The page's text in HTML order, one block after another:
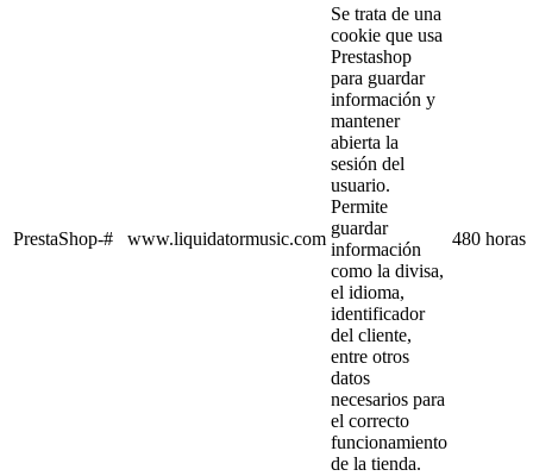
PrestaShop-# www.liquidatormusic.com
Se trata de una
cookie que usa
Prestashop
para guardar
información y
mantener
abierta la
sesión del
usuario.
Permite
guardar
información
como la divisa,
el idioma,
identificador
del cliente,
entre otros
datos
necesarios para
el correcto
funcionamiento
de la tienda.
480 horas